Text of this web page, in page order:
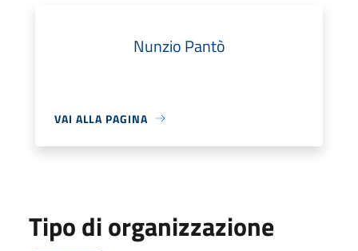
Nunzio Pantò
VAI ALLA PAGINA
Tipo di organizzazione